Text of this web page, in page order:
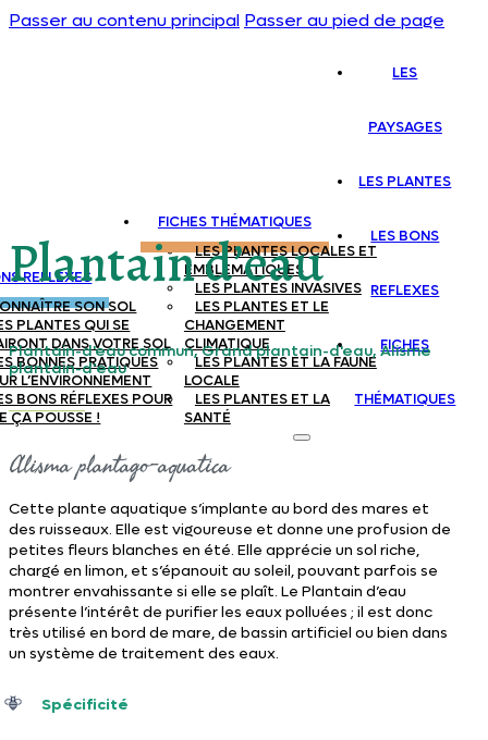
Passer au contenu principal Passer au pied de page
REFLEXES
SON SOL
PLANTES QUI SE
DANS VOTRE SOL
BONNES PRATIQUES
L’ENVIRONNEMENT
BONS RÉFLEXES POUR
ÇA POUSSE !
FICHES THÉMATIQUES
LES PLANTES LOCALES ET
EMBLEMATIQUES
LES PLANTES INVASIVES
LES PLANTES ET LE
CHANGEMENT
CLIMATIQUE
LES PLANTES ET LA FAUNE
LOCALE
LES PLANTES ET LA
SANTÉ
LES
PAYSAGES
LES PLANTES
LES BONS
REFLEXES
FICHES
THÉMATIQUES
Plantain d’eau
Plantain-d'eau commun, Grand plantain-d'eau, Alisme
plantain-d’eau
Alisma plantago-aquatica
Cette plante aquatique s’implante au bord des mares et
des ruisseaux. Elle est vigoureuse et donne une profusion de
petites fleurs blanches en été. Elle apprécie un sol riche,
chargé en limon, et s’épanouit au soleil, pouvant parfois se
montrer envahissante si elle se plaît. Le Plantain d’eau
présente l’intérêt de purifier les eaux polluées ; il est donc
très utilisé en bord de mare, de bassin artificiel ou bien dans
un système de traitement des eaux.
Spécificité